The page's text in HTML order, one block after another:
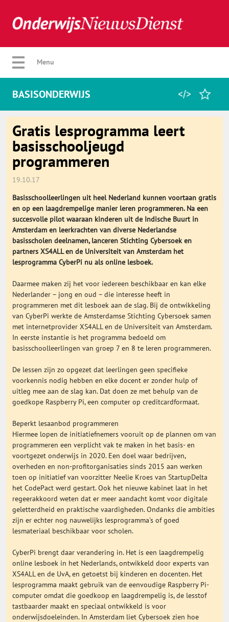
Verberg menu
Home
Algemeen
Onderwijs Totaal
Hoger Onderwijs
ICT
Speciaal Onderwijs
Voortgezet Onderwijs
Onderwijs Nieuws Dienst
@onderwijsnieuws
Yurls.net
Vacaturewijzer Basisonderwijs
Menu
BASISONDERWIJS
Gratis lesprogramma leert
basisschooljeugd
programmeren
19.10.17
Basisschoolleerlingen uit heel Nederland kunnen voortaan gratis
en op een laagdrempelige manier leren programmeren. Na een
succesvolle pilot waaraan kinderen uit de Indische Buurt in
Amsterdam en leerkrachten van diverse Nederlandse
basisscholen deelnamen, lanceren Stichting Cybersoek en
partners XS4ALL en de Universiteit van Amsterdam het
lesprogramma CyberPi nu als online lesboek.
Daarmee maken zij het voor iedereen beschikbaar en kan elke
Nederlander – jong en oud – die interesse heeft in
programmeren met dit lesboek aan de slag. Bij de ontwikkeling
van CyberPi werkte de Amsterdamse Stichting Cybersoek samen
met internetprovider XS4ALL en de Universiteit van Amsterdam.
In eerste instantie is het programma bedoeld om
basisschoolleerlingen van groep 7 en 8 te leren programmeren.
De lessen zijn zo opgezet dat leerlingen geen specifieke
voorkennis nodig hebben en elke docent er zonder hulp of
uitleg mee aan de slag kan. Dat doen ze met behulp van de
goedkope Raspberry Pi, een computer op creditcardformaat.
Beperkt lesaanbod programmeren
Hiermee lopen de initiatiefnemers vooruit op de plannen om van
programmeren een verplicht vak te maken in het basis- en
voortgezet onderwijs in 2020. Een doel waar bedrijven,
overheden en non-profitorganisaties sinds 2015 aan werken
toen op initiatief van voorzitter Neelie Kroes van StartupDelta
het CodePact werd gestart. Ook het nieuwe kabinet laat in het
regeerakkoord weten dat er meer aandacht komt voor digitale
geletterdheid en praktische vaardigheden. Ondanks die ambities
zijn er echter nog nauwelijks lesprogramma’s of goed
lesmateriaal beschikbaar voor scholen.
CyberPi brengt daar verandering in. Het is een laagdrempelig
online lesboek in het Nederlands, ontwikkeld door experts van
XS4ALL en de UvA, en getoetst bij kinderen en docenten. Het
lesprogramma maakt gebruik van de eenvoudige Raspberry Pi-
computer omdat die goedkoop en laagdrempelig is, de lesstof
tastbaarder maakt en speciaal ontwikkeld is voor
onderwijsdoeleinden. In Amsterdam liet Cybersoek zien hoe